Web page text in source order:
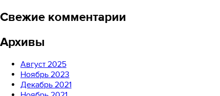
Свежие комментарии
Архивы
Август 2025
Ноябрь 2023
Декабрь 2021